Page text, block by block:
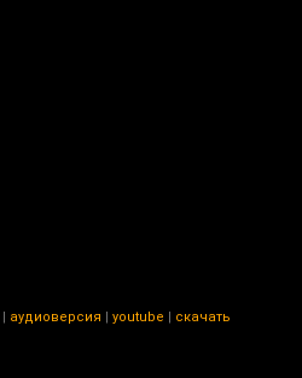
| аудиоверсия | youtube | скачать